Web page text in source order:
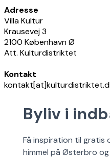
Adresse
Villa Kultur
Krausevej 3
2100 København Ø
Att. Kulturdistriktet
Kontakt
Byliv i
Få inspiration til gratis
himmel på Østerbro